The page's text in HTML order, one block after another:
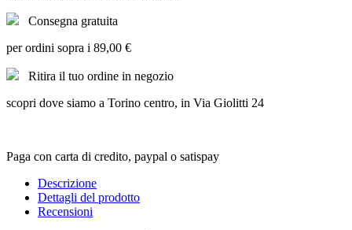
Consegna gratuita
per ordini sopra i 89,00 €
Ritira il tuo ordine in negozio
scopri dove siamo a Torino centro, in Via Giolitti 24
Paga con carta di credito, paypal o satispay
Descrizione
Dettagli del prodotto
Recensioni